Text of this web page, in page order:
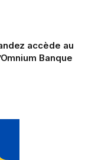
accède au
Banque